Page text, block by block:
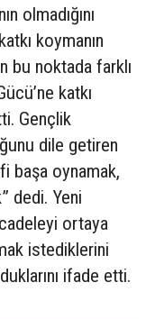
olmadığını
koymanın
bu noktada farklı
katkı
Gençlik
dile getiren
başa oynamak,
dedi. Yeni
ortaya
istediklerini
ifade etti.